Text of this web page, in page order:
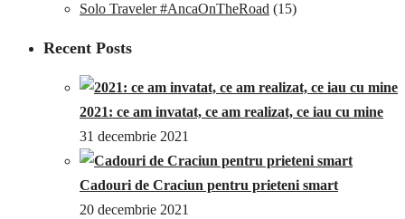
Solo Traveler #AncaOnTheRoad (15)
Recent Posts
2021: ce am invatat, ce am realizat, ce iau cu mine
31 decembrie 2021
Cadouri de Craciun pentru prieteni smart
20 decembrie 2021